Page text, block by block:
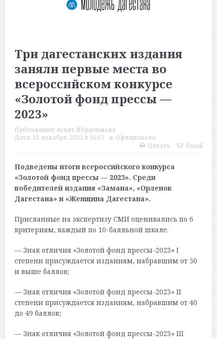
Три дагестанских издания
заняли первые места во
всероссийском конкурсе
«Золотой фонд прессы —
2023»
Публикация: Асият Ибрагимова
Дата: 25 декабря, 2022 в 16:57 в: Официально
Печать
Email
Подведены итоги всероссийского конкурса
«Золотой фонд прессы — 2023». Среди
победителей издания «Замана», «Орленок
Дагестана» и «Женщина Дагестана».
Присланные на экспертизу СМИ оценивались по 6
критериям, каждый по 10-балльной шкале.
— Знак отличия «Золотой фонд прессы-2023» I
степени присуждается изданиям, набравшим от 50
и выше баллов;
— Знак отличия «Золотой фонд прессы-2023» II
степени присуждается изданиям, набравшим от 40
до 49 баллов;
— Знак отличия «Золотой фонд прессы-2023» III